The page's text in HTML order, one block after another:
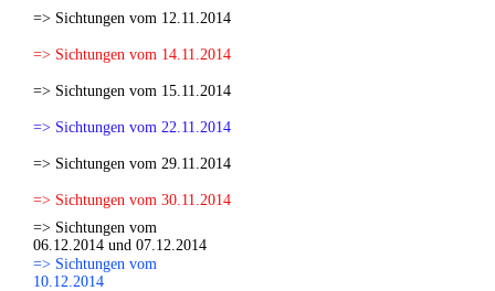
=> Sichtungen vom 12.11.2014
=> Sichtungen vom 14.11.2014
=> Sichtungen vom 15.11.2014
=> Sichtungen vom 22.11.2014
=> Sichtungen vom 29.11.2014
=> Sichtungen vom 30.11.2014
=> Sichtungen vom
06.12.2014 und 07.12.2014
=> Sichtungen vom
10.12.2014